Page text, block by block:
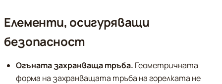
Елементи, осигуряващи
безопасност
Огъната захранваща тръба. Геометричната
форма на захранващата тръба на горелката не